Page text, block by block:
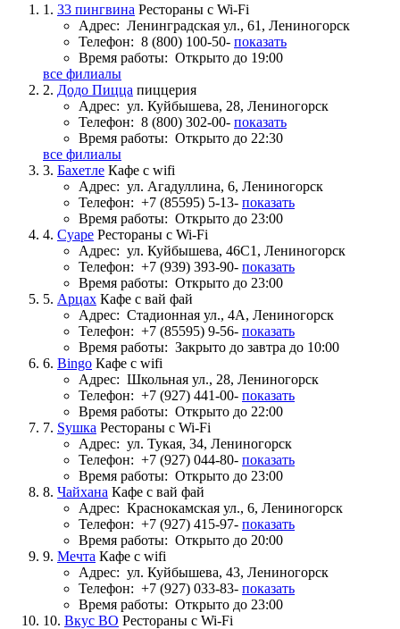
1. 33 пингвина Рестораны с Wi-Fi
Адрес: Ленинградская ул., 61, Лениногорск
Телефон: 8 (800) 100-50- показать
Время работы: Открыто до 19:00
все филиалы
2. Додо Пицца пиццерия
Адрес: ул. Куйбышева, 28, Лениногорск
Телефон: 8 (800) 302-00- показать
Время работы: Открыто до 22:30
все филиалы
3. Бахетле Кафе с wifi
Адрес: ул. Агадуллина, 6, Лениногорск
Телефон: +7 (85595) 5-13- показать
Время работы: Открыто до 23:00
4. Суаре Рестораны с Wi-Fi
Адрес: ул. Куйбышева, 46С1, Лениногорск
Телефон: +7 (939) 393-90- показать
Время работы: Открыто до 23:00
5. Арцах Кафе с вай фай
Адрес: Стадионная ул., 4А, Лениногорск
Телефон: +7 (85595) 9-56- показать
Время работы: Закрыто до завтра до 10:00
6. Bingo Кафе с wifi
Адрес: Школьная ул., 28, Лениногорск
Телефон: +7 (927) 441-00- показать
Время работы: Открыто до 22:00
7. Sушка Рестораны с Wi-Fi
Адрес: ул. Тукая, 34, Лениногорск
Телефон: +7 (927) 044-80- показать
Время работы: Открыто до 23:00
8. Чайхана Кафе с вай фай
Адрес: Краснокамская ул., 6, Лениногорск
Телефон: +7 (927) 415-97- показать
Время работы: Открыто до 20:00
9. Мечта Кафе с wifi
Адрес: ул. Куйбышева, 43, Лениногорск
Телефон: +7 (927) 033-83- показать
Время работы: Открыто до 23:00
10. Вкус ВО Рестораны с Wi-Fi